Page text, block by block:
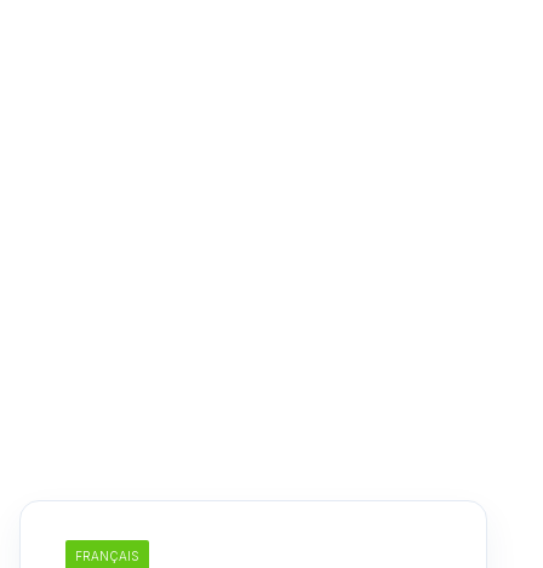
FRANÇAIS